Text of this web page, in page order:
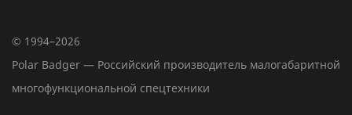
© 1994–2026
Polar Badger — Российский производитель малогабаритной
многофункциональной спецтехники